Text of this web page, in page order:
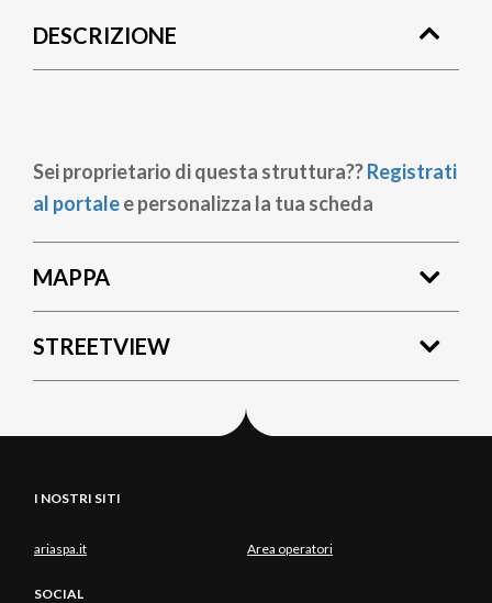
pane
DESCRIZIONE
Sei proprietario di questa struttura??Registrati
al portalee personalizza la tua scheda
MAPPA
STREETVIEW
I NOSTRI SITI
ariaspa.it Area operatori
SOCIAL